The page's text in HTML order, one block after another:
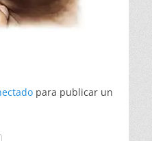
para publicar un